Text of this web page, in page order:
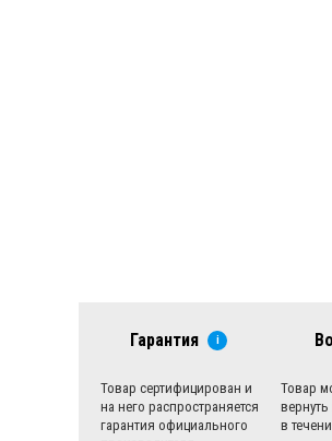
Гарантия i
Товар сертифицирован и
на него распространяется
гарантия официального
Товар
в